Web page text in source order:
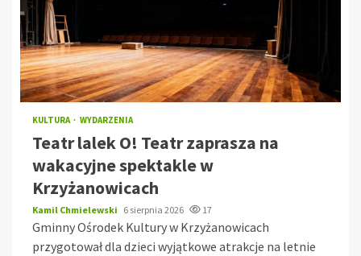
KULTURA WYDARZENIA
Teatr lalek O! Teatr zaprasza na
wakacyjne spektakle w
Krzyżanowicach
Kamil Chmielewski 6 sierpnia 2026 17
Gminny Ośrodek Kultury w Krzyżanowicach
przygotował dla dzieci wyjątkowe atrakcje na letnie